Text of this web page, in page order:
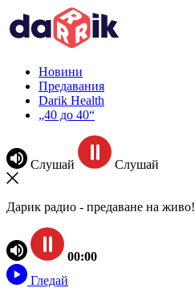
Новини
Предавания
Darik Health
„40 до 40“
Слушай Слушай
Дарик радио - предаване на живо!
00:00
Гледай